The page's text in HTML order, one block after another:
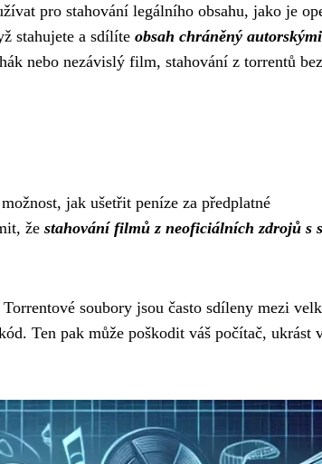
pro stahování legálního obsahu, jako je
stahujete a sdílíte obsah chráněný
nebo nezávislý film, stahování z torrentů bez
jak ušetřit peníze za předplatné
že stahování filmů z neoficiálních zdrojů s
Torrentové soubory jsou často sdíleny mezi
Ten pak může poškodit váš počítač, ukrást